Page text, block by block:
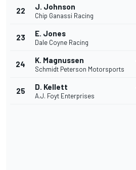
22 J. Johnson
Chip Ganassi Racing
23 E. Jones
Dale Coyne Racing
24 K. Magnussen
Schmidt Peterson Motorsports
25 D. Kellett
A.J. Foyt Enterprises